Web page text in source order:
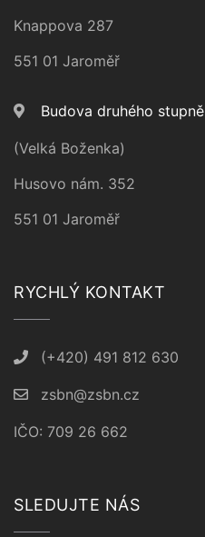
Knappova 287
551 01 Jaroměř
Budova druhého stupně
(Velká Boženka)
Husovo nám. 352
551 01 Jaroměř
RYCHLÝ KONTAKT
(+420) 491 812 630
zsbn@zsbn.cz
IČO: 709 26 662
SLEDUJTE NÁS